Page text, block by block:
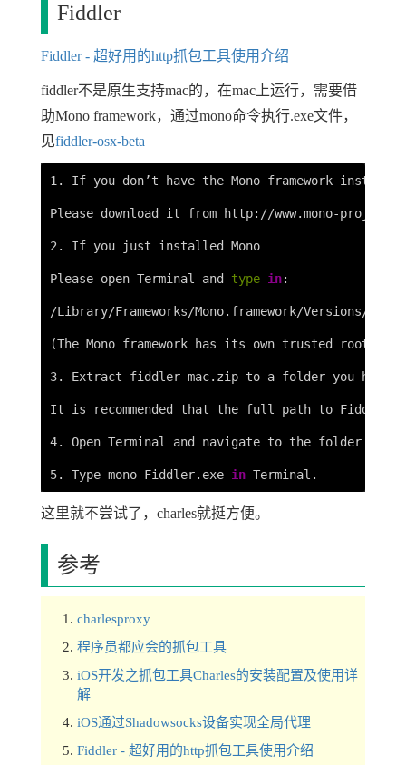
Fiddler
Fiddler - 超好用的http抓包工具使用介绍
fiddler不是原生支持mac的，在mac上运行，需要借
助Mono framework，通过mono命令执行.exe文件，
见fiddler-osx-beta
1. If you don’t have the Mono framework installed
Please download it from http://www.mono-
2. If you just installed Mono
Please open Terminal and type in:
/Library/Frameworks/Mono.framework/Versions/
(The Mono framework has its own trusted root
3. Extract fiddler-mac.zip to a folder you have
It is recommended that the full path to Fiddler
4. Open Terminal and navigate to the folder you
5. Type mono Fiddler.exe in
这里就不尝试了，charles就挺方便。
参考
charlesproxy
程序员都应会的抓包工具
iOS开发之抓包工具Charles的安装配置及使用详
解
iOS通过Shadowsocks设备实现全局代理
Fiddler - 超好用的http抓包工具使用介绍